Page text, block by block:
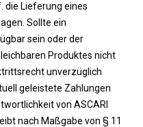
die Lieferung eines
Sollte ein
sein oder der
Produktes nicht
unverzüglich
geleistete Zahlungen
von ASCARI
nach Maßgabe von § 11